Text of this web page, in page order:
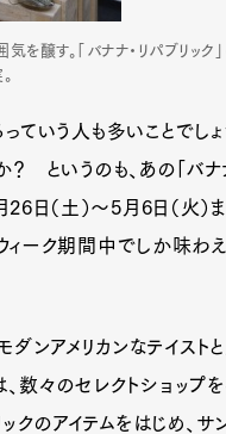
醸す。「バナナ・リパブリック」
ていう人も多いことでしょ
というのも、あの「バナ
26日（土）～5月6日（火）
ィーク期間中でしか味わ
ダンアメリカンなテイスト
数々のセレクトショップ
のアイテムをはじめ、サ